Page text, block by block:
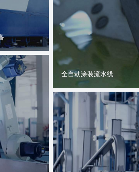
全自动涂装流水线